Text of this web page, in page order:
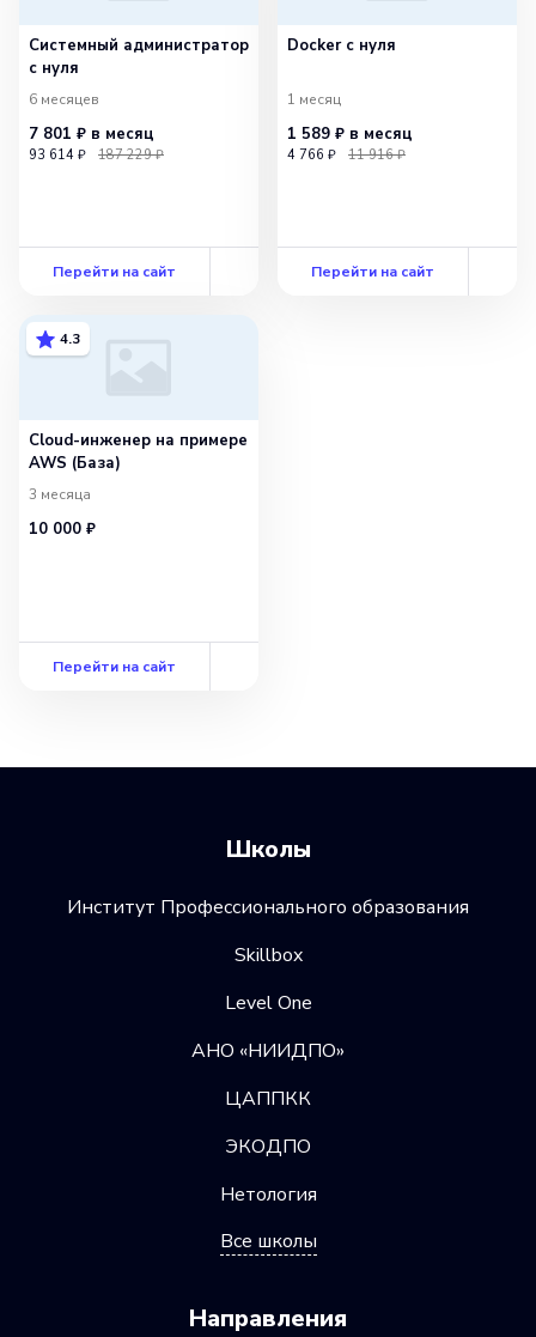
Системный администратор
с нуля
6 месяцев
7 801 ₽ в месяц
93 614 ₽ 187 229 ₽
Перейти на сайт
Docker с нуля
1 месяц
1 589 ₽ в месяц
4 766 ₽ 11 916 ₽
Перейти на сайт
4.3
Cloud-инженер на примере
AWS (База)
3 месяца
10 000 ₽
Перейти на сайт
Школы
Институт Профессионального образования
Skillbox
Level One
АНО «НИИДПО»
ЦАППКК
ЭКОДПО
Нетология
Все школы
Направления